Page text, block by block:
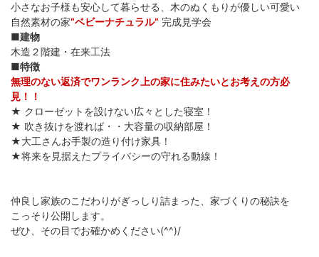
小さなお子様も安心して暮らせる、木のぬくもりが優しい可愛い
自然素材の家”ベビーナチュラル” 完成見学会
■建物
木造２階建・在来工法
■特徴
無理のない返済でワンランク上の家に住みたいとお考えの方必
見！！
★ クローゼットを設けない広々とした寝室！
★ 吹き抜けを渡れば・・大容量の収納部屋！
★大工さんお手製の造り付け家具！
★将来を見据えたプライバシーの守れる動線！
仲良し家族のこだわりがぎっしり詰まった、家づくりの秘訣を
こっそり公開します。
ぜひ、その目でお確かめください(^^)/